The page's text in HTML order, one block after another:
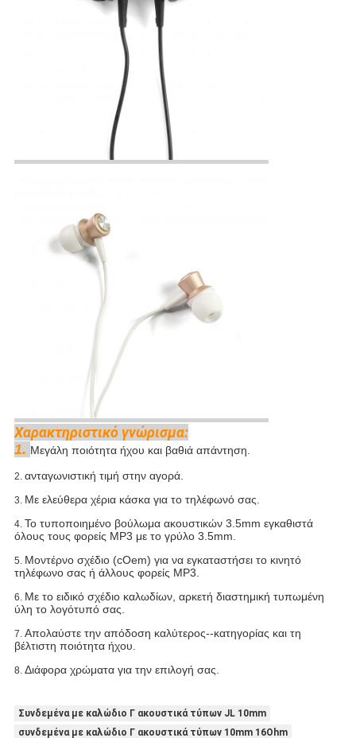
Χαρακτηριστικό γνώρισμα:
1. Μεγάλη ποιότητα ήχου και βαθιά απάντηση.
2. ανταγωνιστική τιμή στην αγορά.
3. Με ελεύθερα χέρια κάσκα για το τηλέφωνό σας.
4. Το τυποποιημένο βούλωμα ακουστικών 3.5mm εγκαθιστά
όλους τους φορείς MP3 με το γρύλο 3.5mm.
5. Μοντέρνο σχέδιο (cOem) για να εγκαταστήσει το κινητό
τηλέφωνο σας ή άλλους φορείς MP3.
6. Με το ειδικό σχέδιο καλωδίων, αρκετή διαστημική τυπωμένη
ύλη το λογότυπό σας.
7. Απολαύστε την απόδοση καλύτερος--κατηγορίας και τη
βέλτιστη ποιότητα ήχου.
8. Διάφορα χρώματα για την επιλογή σας.
Συνδεμένα με καλώδιο Γ ακουστικά τύπων JL 10mm
συνδεμένα με καλώδιο Γ ακουστικά τύπων 10mm 16Ohm